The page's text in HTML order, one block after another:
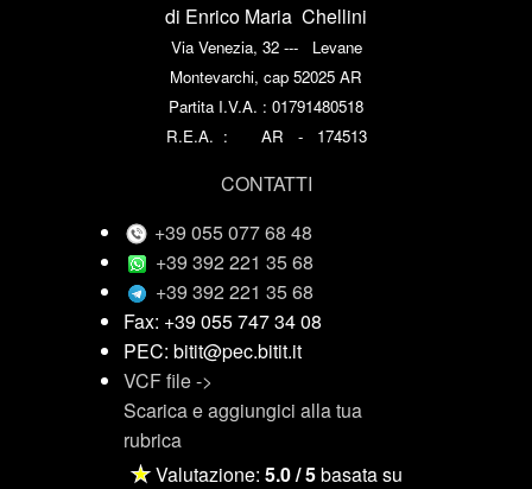
di Enrico Maria Chellini
Via Venezia, 32 --- Levane
Montevarchi, cap 52025 AR
Partita I.V.A. : 01791480518
R.E.A. : AR - 174513
CONTATTI
+39 055 077 68 48
+39 392 221 35 68
+39 392 221 35 68
Fax: +39 055 747 34 08
PEC: bitit@pec.bitit.it
VCF file ->
Scarica e aggiungici alla tua
rubrica
★Valutazione: 5.0 / 5basata su